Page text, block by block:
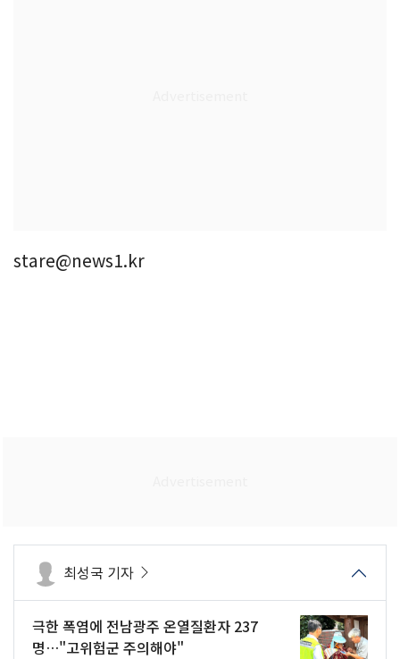
stare@news1.kr
최성국 기자
극한 폭염에 전남광주 온열질환자 237
명…"고위험군 주의해야"